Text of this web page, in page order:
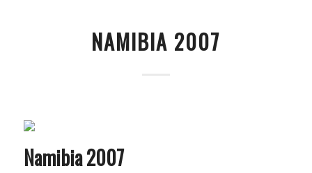
NAMIBIA 2007
Namibia 2007